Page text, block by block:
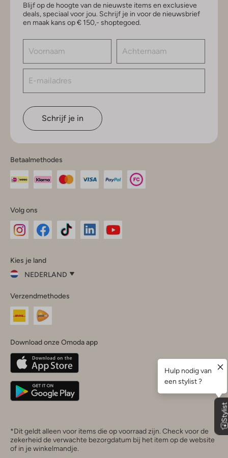
Blijf op de hoogte van de nieuwste items en exclusieve
deals, speciaal voor jou. Schrijf je in voor de nieuwsbrief
en maak kans op € 150,- shoptegoed.
Schrijf je in
Betaalmethodes
Volg ons
InstagramFacebook
Kies je land
NEDERLAND
je
land
Nederland
Belgique(Français)
Deutschland
Verzendmethodes
Download onze Omoda app
*Dit geldt alleen voor items die op voorraad zijn. Check voor de
zekerheid de verwachte bezorgdatum bij het item op de website
of in je winkelmandje.